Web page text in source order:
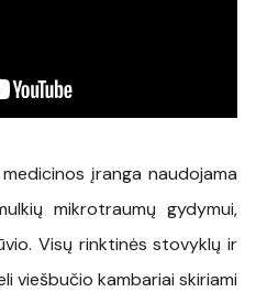
įranga naudojama
mikrotraumų gydymui,
Visų rinktinės stovyklų ir
viešbučio kambariai skiriami